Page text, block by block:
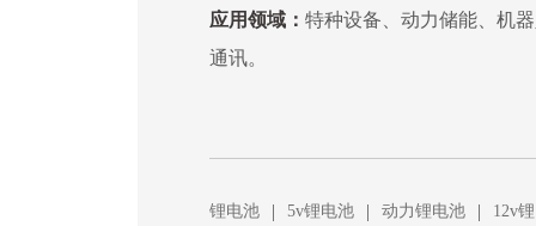
应用领域： 特种设备、动力储能、机
通讯。
锂电池 | 5v锂电池 | 动力锂电池 |
12v